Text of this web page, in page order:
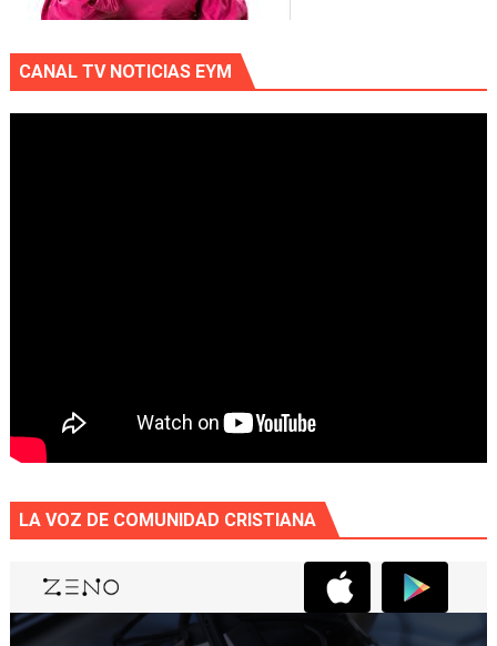
CANAL TV NOTICIAS EYM
LA VOZ DE COMUNIDAD CRISTIANA